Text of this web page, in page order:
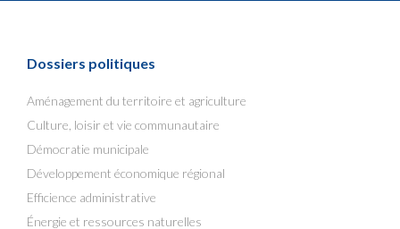
Dossiers politiques
Aménagement du territoire et agriculture
Culture, loisir et vie communautaire
Démocratie municipale
Développement économique régional
Efficience administrative
Énergie et ressources naturelles